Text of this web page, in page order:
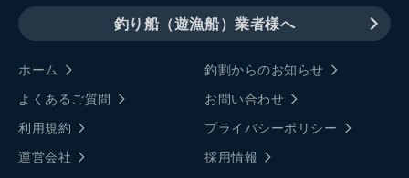
釣り船（遊漁船）業者様へ
ホーム
釣割からのお知らせ
よくあるご質問
お問い合わせ
利用規約
プライバシーポリシー
運営会社
採用情報